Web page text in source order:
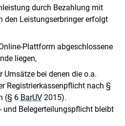
durch Bezahlung mit
den Leistungserbringer erfolgt
Plattform abgeschlossene
liegen,
bei denen die o.a.
Registrierkassenpflicht nach §
(§ 6 BarUV2015).
und Belegerteilungspflicht bleibt